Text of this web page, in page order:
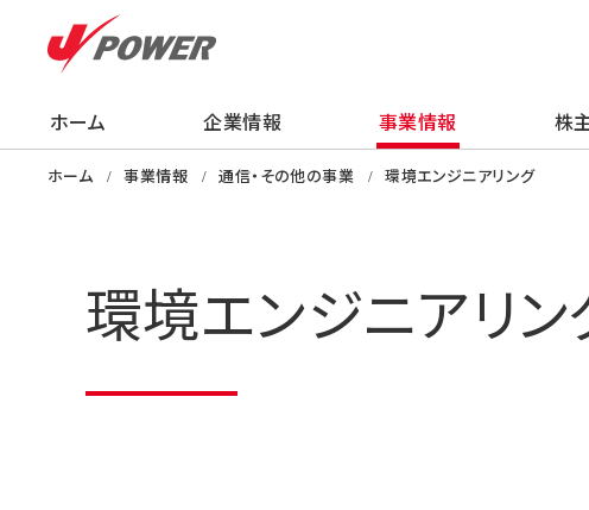
ホーム 企業情報
企業情報
事業情報
事業情報
株
株主・投資家の皆様
サステナビリティ
採用情報
ニュース
知る・学ぶ・楽しむ
ホーム 事業情報 通信・その他の事業 環境エンジニアリング
環境エンジニアリン